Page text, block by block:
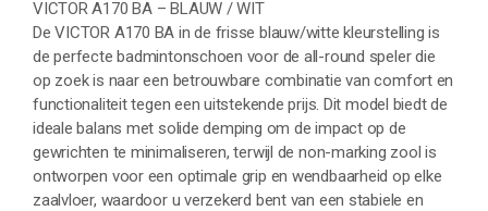
VICTOR A170 BA – BLAUW / WIT
De VICTOR A170 BA in de frisse blauw/witte kleurstelling is
de perfecte badmintonschoen voor de all-round speler die
op zoek is naar een betrouwbare combinatie van comfort en
functionaliteit tegen een uitstekende prijs. Dit model biedt de
ideale balans met solide demping om de impact op de
gewrichten te minimaliseren, terwijl de non-marking zool is
ontworpen voor een optimale grip en wendbaarheid op elke
zaalvloer, waardoor u verzekerd bent van een stabiele en